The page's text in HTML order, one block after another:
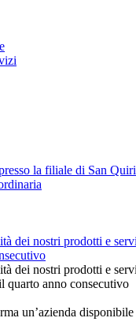
la filiale di San
dei nostri prodotti e
dei nostri prodotti e
quarto anno consecutivo
un’azienda